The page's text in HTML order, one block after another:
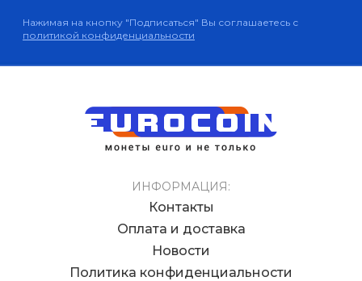
Нажимая на кнопку "Подписаться" Вы соглашаетесь с
политикой конфиденциальности
ИНФОРМАЦИЯ:
Контакты
Оплата и доставка
Новости
Политика конфиденциальности